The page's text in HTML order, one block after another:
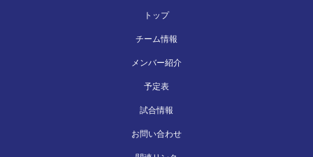
トップ
チーム情報
メンバー紹介
予定表
試合情報
お問い合わせ